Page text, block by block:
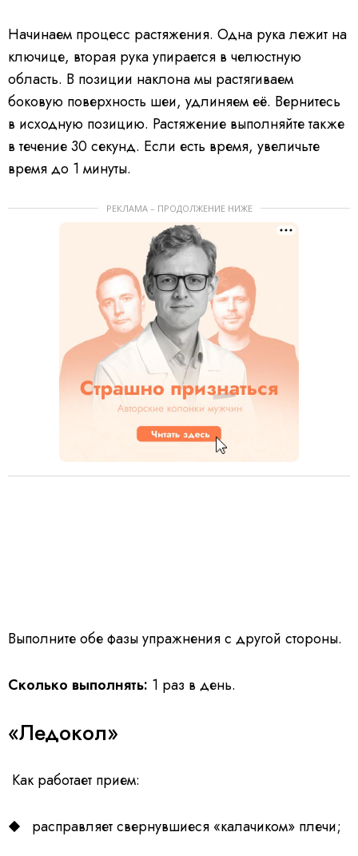
Начинаем процесс растяжения. Одна рука лежит на
ключице, вторая рука упирается в челюстную
область. В позиции наклона мы растягиваем
боковую поверхность шеи, удлиняем её. Вернитесь
в исходную позицию. Растяжение выполняйте также
в течение 30 секунд. Если есть время, увеличьте
время до 1 минуты.
РЕКЛАМА – ПРОДОЛЖЕНИЕ НИЖЕ
Выполните обе фазы упражнения с другой стороны.
Сколько выполнять: 1 раз в день.
«Ледокол»
Как работает прием:
расправляет свернувшиеся «калачиком» плечи;